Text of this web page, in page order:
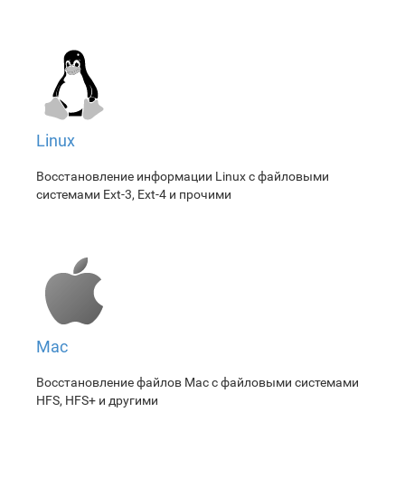
Linux
Восстановление информации Linux с файловыми
системами Ext-3, Ext-4 и прочими
Mac
Восстановление файлов Mac с файловыми системами
HFS, HFS+ и другими